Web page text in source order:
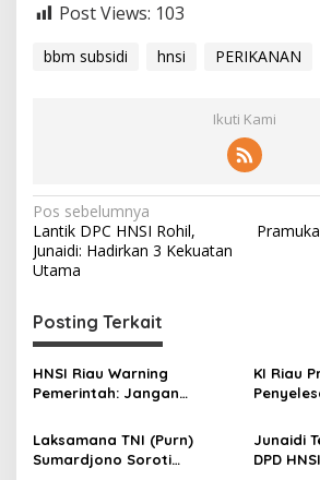
Post Views: 103
bbm subsidi hnsi PERIKANAN
Ikuti Kami
N
a
v
i
g
a
s
i
p
Pos sebelumnya
Lantik DPC HNSI Rohil,
Junaidi: Hadirkan 3 Kekuatan
Utama
Posting Terkait
HNSI Riau Warning
Pemerintah: Jangan
Demi Legalisasi Tambang
Emas di DAS Kuantan!
KI Riau
Masa
Laksamana TNI (Purn)
Sumardjono Soroti
Junaidi
DPD